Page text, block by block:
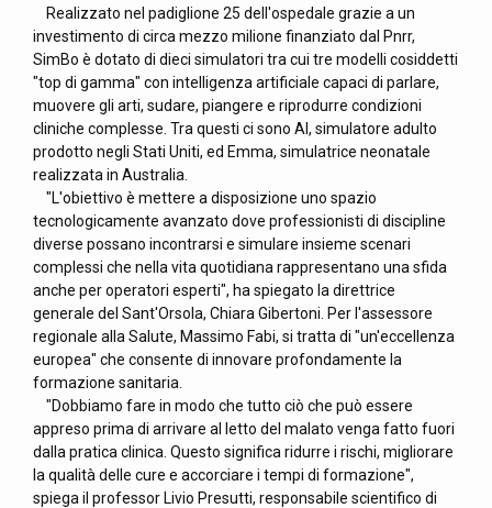
Realizzato nel padiglione 25 dell'ospedale grazie a un
investimento di circa mezzo milione finanziato dal Pnrr,
SimBo è dotato di dieci simulatori tra cui tre modelli cosiddetti
"top di gamma" con intelligenza artificiale capaci di parlare,
muovere gli arti, sudare, piangere e riprodurre condizioni
cliniche complesse. Tra questi ci sono Al, simulatore adulto
prodotto negli Stati Uniti, ed Emma, simulatrice neonatale
realizzata in Australia.
"L'obiettivo è mettere a disposizione uno spazio
tecnologicamente avanzato dove professionisti di discipline
diverse possano incontrarsi e simulare insieme scenari
complessi che nella vita quotidiana rappresentano una sfida
anche per operatori esperti", ha spiegato la direttrice
generale del Sant'Orsola, Chiara Gibertoni. Per l'assessore
regionale alla Salute, Massimo Fabi, si tratta di "un'eccellenza
europea" che consente di innovare profondamente la
formazione sanitaria.
"Dobbiamo fare in modo che tutto ciò che può essere
appreso prima di arrivare al letto del malato venga fatto fuori
dalla pratica clinica. Questo significa ridurre i rischi, migliorare
la qualità delle cure e accorciare i tempi di formazione",
spiega il professor Livio Presutti, responsabile scientifico di